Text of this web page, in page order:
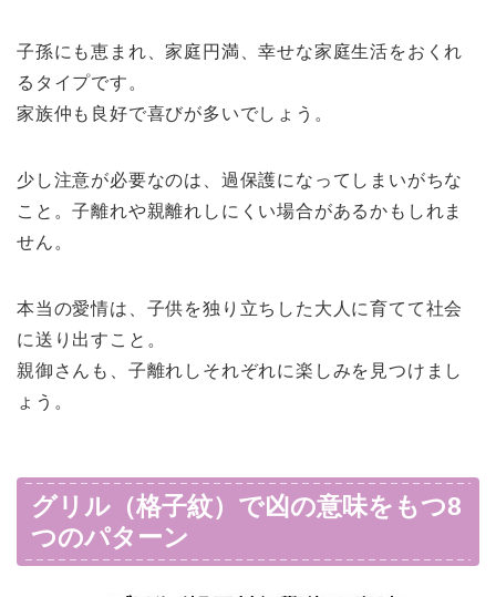
子孫にも恵まれ、家庭円満、幸せな家庭生活をおくれ
るタイプです。
家族仲も良好で喜びが多いでしょう。
少し注意が必要なのは、過保護になってしまいがちな
こと。子離れや親離れしにくい場合があるかもしれま
せん。
本当の愛情は、子供を独り立ちした大人に育てて社会
に送り出すこと。
親御さんも、子離れしそれぞれに楽しみを見つけまし
ょう。
グリル（格子紋）で凶の意味をもつ8
つのパターン